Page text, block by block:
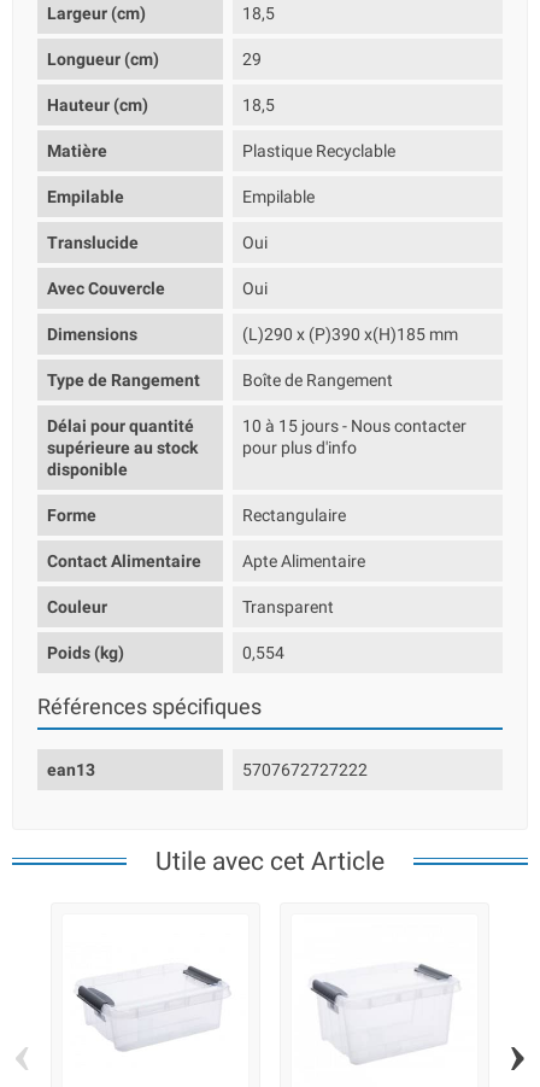
Largeur (cm) 18,5
Longueur (cm) 29
Hauteur (cm) 18,5
Matière Plastique Recyclable
Empilable Empilable
Translucide Oui
Avec Couvercle Oui
Dimensions (L)290 x (P)390 x(H)185 mm
Type de Rangement Boîte de Rangement
Délai pour quantité
supérieure au stock
disponible
10 à 15 jours - Nous contacter
pour plus d'info
Forme Rectangulaire
Contact Alimentaire Apte Alimentaire
Couleur Transparent
Poids (kg) 0,554
Références spécifiques
ean13 5707672727222
Utile avec cet Article
‹ ›